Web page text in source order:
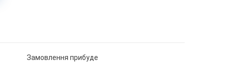
Замовлення прибуде